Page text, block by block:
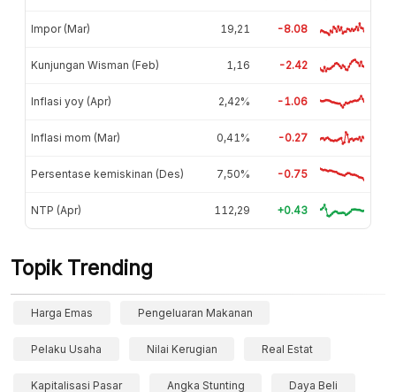
Impor (Mar) 19,21 -8.08
Kunjungan Wisman (Feb) 1,16 -2.42
Inflasi yoy (Apr) 2,42% -1.06
Inflasi mom (Mar) 0,41% -0.27
Persentase kemiskinan (Des) 7,50% -0.75
NTP (Apr) 112,29 +0.43
Topik Trending
Harga Emas Pengeluaran Makanan
Pelaku Usaha Nilai Kerugian Real Estat
Kapitalisasi Pasar Angka Stunting Daya Beli